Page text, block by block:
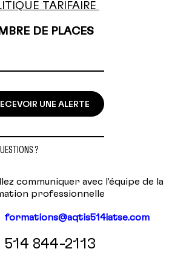
TARIFAIRE
DE PLACES
UNE ALERTE
?
communiquer avec l'équipe de la
professionnelle
formations@aqtis514iatse.com
514 844-2113